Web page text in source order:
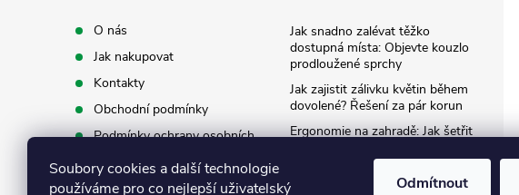
Soubory cookies a další technologie
používáme pro co nejlepší uživatelský
Odmítnout
O nás
Jak nakupovat
Kontakty
Obchodní podmínky
Podmínky ochrany osobních
Ke stažení
Jak snadno zalévat těžko
dostupná místa: Objevte kouzlo
prodloužené sprchy
Jak zajistit zálivku květin během
dovolené? Řešení za pár korun
Ergonomie na zahradě: Jak šetřit